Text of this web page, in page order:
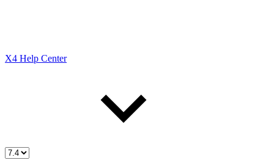
X4 Help Center